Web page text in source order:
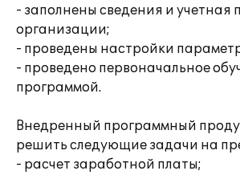
- заполнены сведения и учетная
организации;
- проведены настройки
- проведено первоначальное
программой.
Внедренный программный
решить следующие задачи на
- расчет заработной платы;